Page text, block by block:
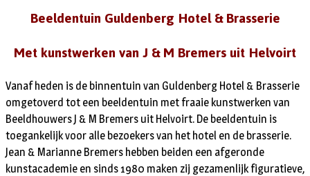
Beeldentuin Guldenberg Hotel & Brasserie
Met kunstwerken van J & M Bremers uit Helvoirt
Vanaf heden is de binnentuin van Guldenberg Hotel & Brasserie
omgetoverd tot een beeldentuin met fraaie kunstwerken van
Beeldhouwers J & M Bremers uit Helvoirt. De beeldentuin is
toegankelijk voor alle bezoekers van het hotel en de brasserie.
Jean & Marianne Bremers hebben beiden een afgeronde
kunstacademie en sinds 1980 maken zij gezamenlijk figuratieve,